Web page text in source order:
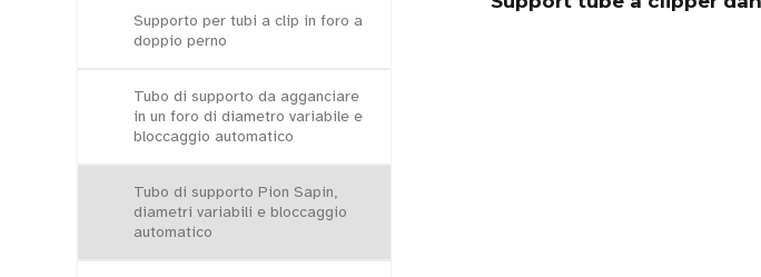
Supporto per tubi a clip in foro a
doppio perno
Tubo di supporto da agganciare
in un foro di diametro variabile e
bloccaggio automatico
Tubo di supporto Pion Sapin,
diametri variabili e bloccaggio
automatico